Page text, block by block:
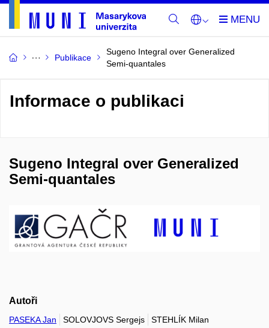
Publikace
Sugeno Integral over Generalized
Semi-quantales
Informace o publikaci
Sugeno Integral over Generalized
Semi-quantales
Autoři
PASEKA Jan SOLOVJOVS Sergejs STEHLÍK Milan